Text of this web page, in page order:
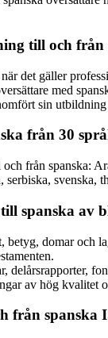
till och från
det gäller
med
sin
från 30
från spanska:
svenska,
spanska av
domar och
delårsrapporter,
av hög kvalitet
från spanska